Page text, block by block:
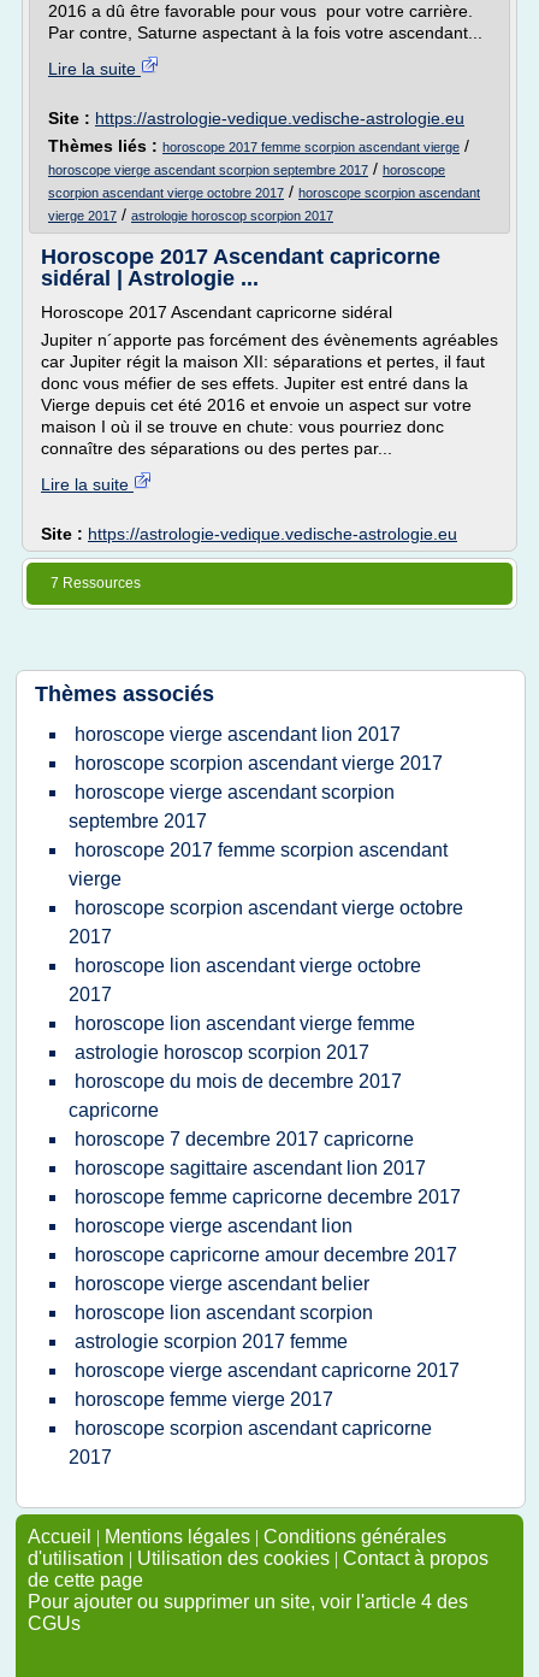
2016 a dû être favorable pour vous pour votre carrière.
Par contre, Saturne aspectant à la fois votre ascendant...
Lire la suite
Site : https://astrologie-vedique.vedische-astrologie.eu
Thèmes liés : horoscope 2017 femme scorpion ascendant vierge /
horoscope vierge ascendant scorpion septembre 2017 / horoscope
scorpion ascendant vierge octobre 2017 / horoscope scorpion ascendant
vierge 2017 / astrologie horoscop scorpion 2017
Horoscope 2017 Ascendant capricorne
sidéral | Astrologie ...
Horoscope 2017 Ascendant capricorne sidéral
Jupiter n´apporte pas forcément des évènements agréables
car Jupiter régit la maison XII: séparations et pertes, il faut
donc vous méfier de ses effets. Jupiter est entré dans la
Vierge depuis cet été 2016 et envoie un aspect sur votre
maison I où il se trouve en chute: vous pourriez donc
connaître des séparations ou des pertes par...
Lire la suite
Site : https://astrologie-vedique.vedische-astrologie.eu
7 Ressources
Thèmes associés
horoscope vierge ascendant lion 2017
horoscope scorpion ascendant vierge 2017
horoscope vierge ascendant scorpion
septembre 2017
horoscope 2017 femme scorpion ascendant
vierge
horoscope scorpion ascendant vierge octobre
2017
horoscope lion ascendant vierge octobre
2017
horoscope lion ascendant vierge femme
astrologie horoscop scorpion 2017
horoscope du mois de decembre 2017
capricorne
horoscope 7 decembre 2017 capricorne
horoscope sagittaire ascendant lion 2017
horoscope femme capricorne decembre 2017
horoscope vierge ascendant lion
horoscope capricorne amour decembre 2017
horoscope vierge ascendant belier
horoscope lion ascendant scorpion
astrologie scorpion 2017 femme
horoscope vierge ascendant capricorne 2017
horoscope femme vierge 2017
horoscope scorpion ascendant capricorne
2017
Accueil | Mentions légales | Conditions générales
d'utilisation | Utilisation des cookies | Contact à propos
de cette page
Pour ajouter ou supprimer un site, voir l'article 4 des
CGUs